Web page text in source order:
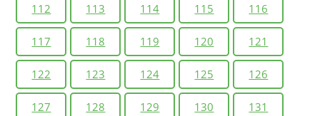
112 113 114 115 116
117 118 119 120 121
122 123 124 125 126
127 128 129 130 131